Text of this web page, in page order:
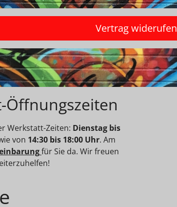
Vertrag widerufen
Öffnungszeiten
Werkstatt-Zeiten: Dienstag bis
von 14:30 bis 18:00 Uhr. Am
für Sie da. Wir freuen